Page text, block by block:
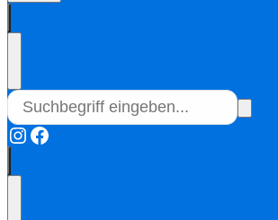
Instagram
Facebook